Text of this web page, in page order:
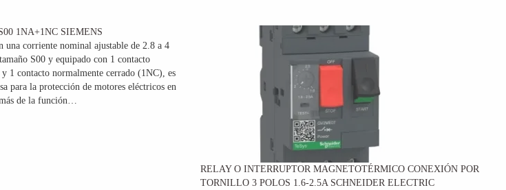
1NA+1NC SIEMENS
una corriente nominal ajustable de 2.8 a 4
S00 y equipado con 1 contacto
1 contacto normalmente cerrado (1NC), es
para la protección de motores eléctricos en
de la función…
RELAY O INTERRUPTOR MAGNETOTÉRMICO CONEXIÓN POR
TORNILLO 3 POLOS 1.6-2.5A SCHNEIDER ELECTRIC